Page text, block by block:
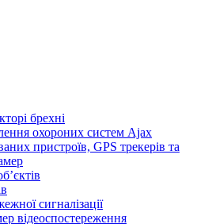
брехні
охороних систем Ajax
пристроїв, GPS трекерів та
сигналізації
відеоспостереження